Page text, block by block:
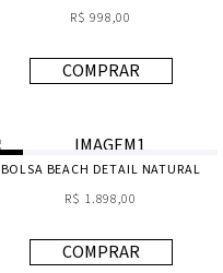
R$ 998,00
COMPRAR
BOLSA BEACH DETAIL NATURAL
R$ 1.898,00
COMPRAR